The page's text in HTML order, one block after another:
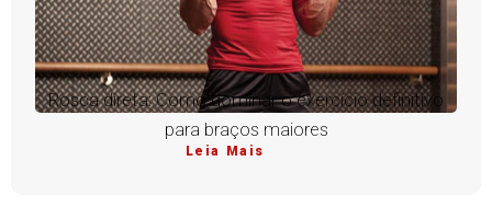
Rosca direta: Como dominar o exercício definitivo
para braços maiores
Leia Mais